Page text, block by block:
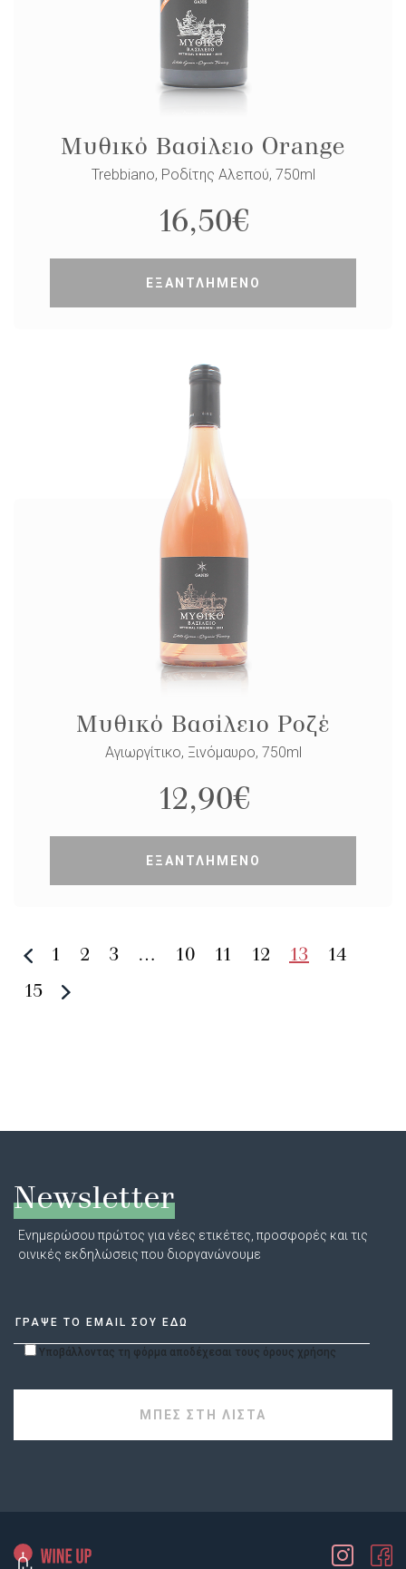
Μυθικό Βασίλειο Orange
Trebbiano, Ροδίτης Αλεπού, 750ml
16,50€
ΕΞΑΝΤΛΗΜΕΝΟ
Μυθικό Βασίλειο Ροζέ
Αγιωργίτικο, Ξινόμαυρο, 750ml
12,90€
ΕΞΑΝΤΛΗΜΕΝΟ
1 2 3 … 10 11 12 13
14
15
Newsletter
Ενημερώσου πρώτος για νέες ετικέτες, προσφορές και τις
οινικές εκδηλώσεις που διοργανώνουμε
Υποβάλλοντας τη φόρμα αποδέχεσαι τους όρους χρήσης